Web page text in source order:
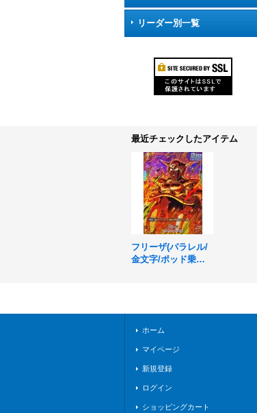
リーダー別一覧
最近チェックしたアイテム
フリーザ(パラレル/
金文字/ポッド乗り)
ホーム
マイページ
新規登録
ログイン
ショッピングカート